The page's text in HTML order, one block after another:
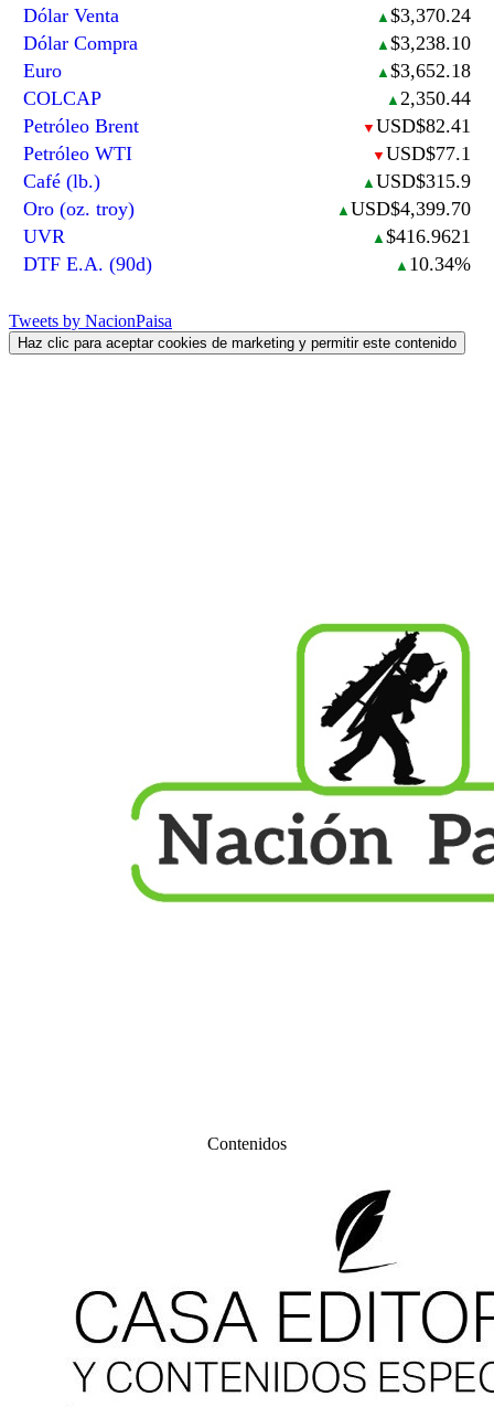
Dólar Venta
▲ $3,370.24
Dólar Compra
▲ $3,238.10
Euro
▲ $3,652.18
COLCAP
▲ 2,350.44
Petróleo Brent
▼ USD$82.41
Petróleo WTI
▼ USD$77.1
Café (lb.)
▲ USD$315.9
Oro (oz. troy)
▲ USD$4,399.70
UVR
▲ $416.9621
DTF E.A. (90d)
▲ 10.34%
Tweets by NacionPaisa
Haz clic para aceptar cookies de marketing y permitir este contenido
Contenidos